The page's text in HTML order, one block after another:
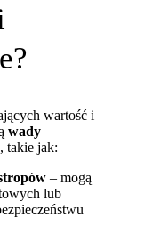
wartość i
wady
, takie jak:
– mogą
lub